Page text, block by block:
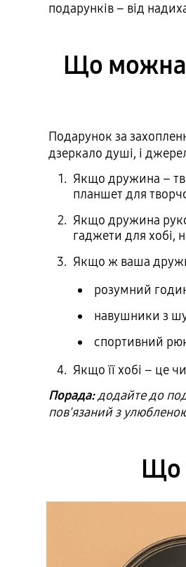
подарунків – від
Що можна
Подарунок за
дзеркало душі, і
Якщо дружина –
планшет для
Якщо дружина
гаджети для хобі,
Якщо ж ваша
розумний
навушники з
спортивний
Якщо її хобі – це
Порада:додайте до
пов'язаний з
Що